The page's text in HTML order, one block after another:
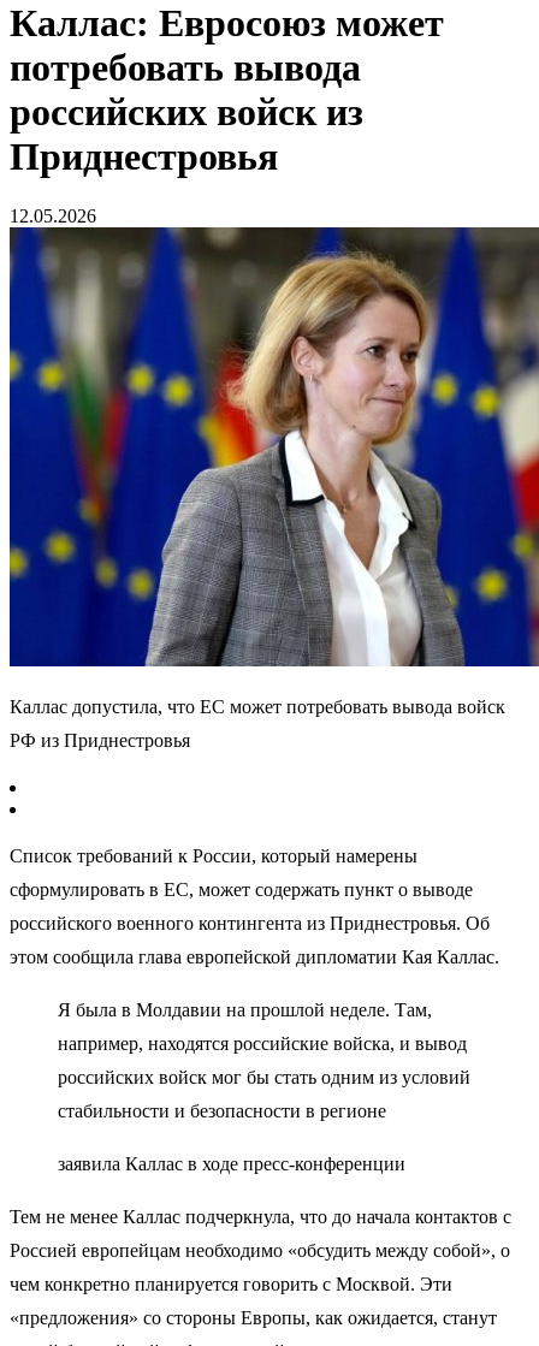
Каллас: Евросоюз может
потребовать вывода
российских войск из
Приднестровья
12.05.2026
Каллас допустила, что ЕС может потребовать вывода войск
РФ из Приднестровья
Список требований к России, который намерены
сформулировать в ЕС, может содержать пункт о выводе
российского военного контингента из Приднестровья. Об
этом сообщила глава европейской дипломатии Кая Каллас.
Я была в Молдавии на прошлой неделе. Там,
например, находятся российские войска, и вывод
российских войск мог бы стать одним из условий
стабильности и безопасности в регионе
заявила Каллас в ходе пресс-конференции
Тем не менее Каллас подчеркнула, что до начала контактов с
Россией европейцам необходимо «обсудить между собой», о
чем конкретно планируется говорить с Москвой. Эти
«предложения» со стороны Европы, как ожидается, станут